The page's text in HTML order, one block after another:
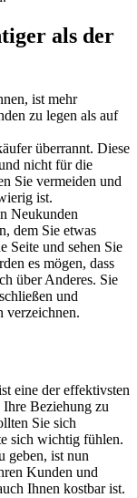
als der
ist mehr
zu legen als auf
überrannt. Diese
nicht für die
Sie vermeiden und
ist.
Neukunden
dem Sie etwas
Seite und sehen Sie
es mögen, dass
über Anderes. Sie
und
verzeichnen.
eine der effektivsten
Ihre Beziehung zu
Sie sich
sich wichtig fühlen.
geben, ist nun
Kunden und
Ihnen kostbar ist.